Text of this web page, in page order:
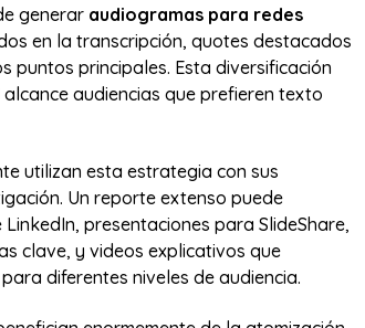
generar audiogramas para redes
en la transcripción, quotes destacados
puntos principales. Esta diversificación
audiencias que prefieren texto
utilizan esta estrategia con sus
Un reporte extenso puede
presentaciones para SlideShare,
clave, y videos explicativos que
diferentes niveles de audiencia.